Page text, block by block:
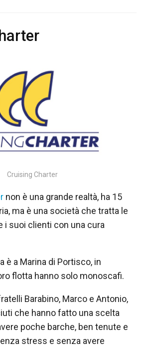
Cruising Charter
non è una grande realtà, ha 15
ma è una società che tratta le
i suoi clienti con una cura
è a Marina di Portisco, in
flotta hanno solo monoscafi.
Barabino, Marco e Antonio,
che hanno fatto una scelta
poche barche, ben tenute e
stress e senza avere